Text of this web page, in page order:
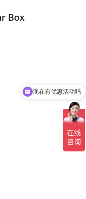
Box
可以介绍下你们的产品么